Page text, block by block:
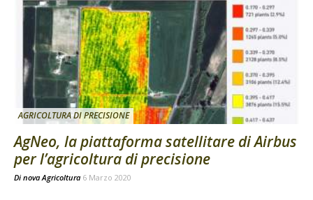
AGRICOLTURA DI PRECISIONE
AgNeo, la piattaforma satellitare di Airbus
per l’agricoltura di precisione
Di nova Agricoltura 6 Marzo 2020